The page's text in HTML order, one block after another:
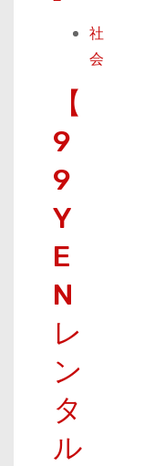
社
会
【
9
9
Y
E
N
レ
ン
タ
ル